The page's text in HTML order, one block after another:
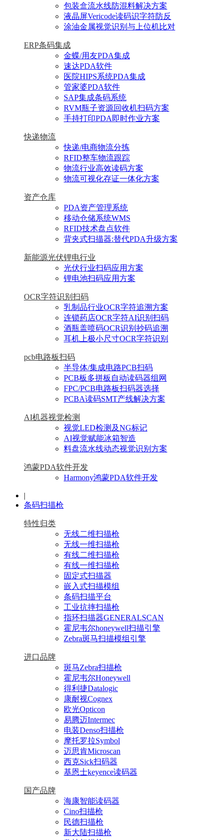
包装盒流水线防混料解决方案
液晶屏Vericode读码识字符防反
涂油金属视觉识别与上位机比对
ERP条码集成
金蝶/用友PDA集成
速达PDA软件
医院HIPS系统PDA集成
管家婆PDA软件
SAP集成条码系统
RVM瓶子资源回收机扫码方案
手持打印PDA即时作业方案
快递物流
快递/电商物流分拣
RFID整车物流跟踪
物流行业高效读码方案
物流可视化存证一体化方案
资产仓库
PDA资产管理系统
移动仓储系统WMS
RFID技术盘点软件
背夹式扫描器:替代PDA升级方案
新能源光伏锂电行业
光伏行业扫码应用方案
锂电池扫码应用方案
OCR字符识别扫码
乳制品行业OCR字符追溯方案
连锁药店OCR字符AI识别扫码
酒瓶盖喷码OCR识别抄码追溯
耳机上极小尺寸OCR字符识别
pcb电路板扫码
半导体/集成电路PCB扫码
PCB板多拼板自动读码器组网
FPC/PCB电路板扫码器选择
PCBA读码SMT产线解决方案
AI机器视觉检测
视觉LED检测及NG标记
AI视觉赋能冰箱智造
料盘流水线动态视觉识别方案
鸿蒙PDA软件开发
Harmony鸿蒙PDA软件开发
|
条码扫描枪
特性归类
无线二维扫描枪
无线一维扫描枪
有线二维扫描枪
有线一维扫描枪
固定式扫描器
嵌入式扫描模组
条码扫描平台
工业抗摔扫描枪
指环扫描器GENERALSCAN
霍尼韦尔honeywell扫描引擎
Zebra斑马扫描模组引擎
进口品牌
斑马Zebra扫描枪
霍尼韦尔Honeywell
得利捷Datalogic
康耐视Cognex
欧光Opticon
易腾迈Intermec
电装Denso扫描枪
摩托罗拉Symbol
迈思肯Microscan
西克Sick扫码器
基恩士keyence读码器
国产品牌
海康智能读码器
Cino扫描枪
民德扫描枪
新大陆扫描枪